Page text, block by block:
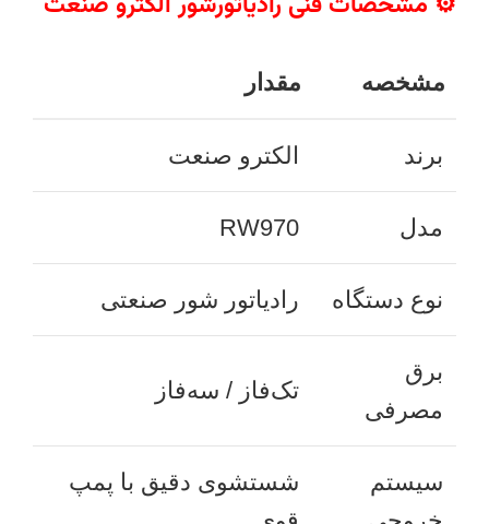
مشخصه مقدار
برند الکترو صنعت
مدل RW970
نوع دستگاه رادیاتور شور صنعتی
برق
مصرفی
تک‌فاز / سه‌فاز
سیستم
شستشوی دقیق با پمپ